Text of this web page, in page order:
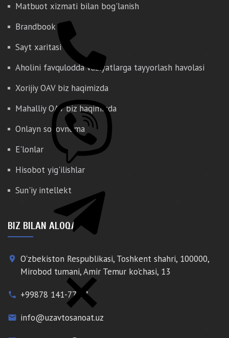
Matbuot xizmati bilan bog'lanish
Brandbook
Sayt xaritasi
Aholini favqulodda vaziyatlarga tayyorlash havolasi
Xorijiy OAV biz haqimizda
Mahalliy OAV biz haqimizda
Onlayn so'rovnoma
E'lonlar
Hisobot yig'ilishlar
Sun'iy intellekt
BIZ BILAN ALOQA
place O'zbekiston Respublikasi, Toshkent shahri, 100000,
Mirobod tumani, Amir Temur ko'chasi, 13
phone +99878 141-77-77
email info@uzavtosanoat.uz